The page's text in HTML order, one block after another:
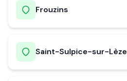
Frouzins
Saint-Sulpice-sur-Lèze